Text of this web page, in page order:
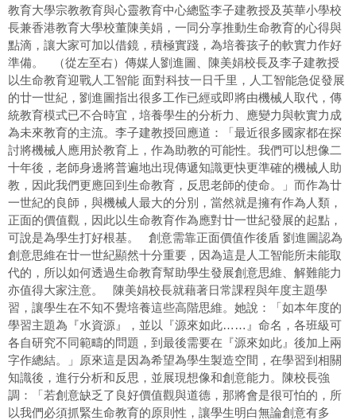
教育大學宗教教育與心靈教育中心總監李子建教授及英華小學校
長兼香港教育大學校董陳美娟，一同分享推動生命教育的心得與
點滴，讓大家可加以借鏡，積極實踐，為培養孩子的軟實力作好
準備。 （從左至右）傳媒人劉進圖、陳美娟校長及李子建教授
以生命教育迎戰人工智能 面對科技一日千里，人工智能急促發展
的廿一世紀，劉進圖指出很多工作已經或即將由機械人取代，傳
統教育模式已不合時宜，培養學生的分析力、應變力與軟實力成
為未來教育的主流。李子建教授回應道：「最近很多國家都在探
討將機械人應用於教育上，作為助教的可能性。我們可以想像二
十年後，老師身邊將普遍地出現傳遞知識更快更準確的機械人助
教，因此我們更應回到生命教育，反思老師的使命。」而作為廿
一世紀的良師，與機械人最大的分別，當然就是擁有作為人類，
正面的價值觀，因此以生命教育作為應對廿一世紀發展的起點，
可說是為學生打好根基。 創意需靠正面價值作後盾 劉進圖認為
創意思維在廿一世紀顯然十分重要，因為這是人工智能所未能取
代的，所以如何透過生命教育幫助學生發展創意思維、解難能力
亦值得大家注意。 陳美娟校長就藉著日常課程與年度主題學
習，讓學生在不知不覺培養這些高階思維。她說：「如本年度的
學習主題為『水資源』，並以『源來如此……』命名，各班級可
各自研究不同範疇的問題，到最後需要在『源來如此』後加上兩
字作總結。」原來這是因為希望為學生製造空間，在學習到相關
知識後，進行分析和反思，並展現想像和創意能力。陳校長強
調：「若創意缺乏了良好價值觀與道德，那將會是很可怕的，所
以我們必須抓緊生命教育的原則性，讓學生明白無論創意有多